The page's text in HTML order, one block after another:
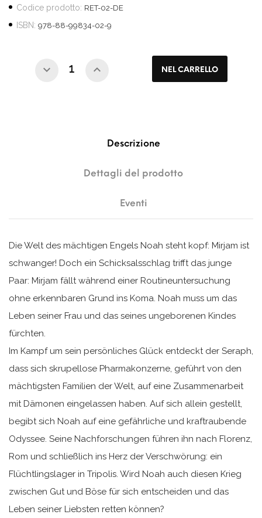
Codice prodotto: RET-02-DE
ISBN: 978-88-99834-02-9
NEL CARRELLO
Descrizione
Dettagli del prodotto
Eventi
Die Welt des mächtigen Engels Noah steht kopf: Mirjam ist
schwanger! Doch ein Schicksalsschlag trifft das junge
Paar: Mirjam fällt während einer Routineuntersuchung
ohne erkennbaren Grund ins Koma. Noah muss um das
Leben seiner Frau und das seines ungeborenen Kindes
fürchten.
Im Kampf um sein persönliches Glück entdeckt der Seraph,
dass sich skrupellose Pharmakonzerne, geführt von den
mächtigsten Familien der Welt, auf eine Zusammenarbeit
mit Dämonen eingelassen haben. Auf sich allein gestellt,
begibt sich Noah auf eine gefährliche und kraftraubende
Odyssee. Seine Nachforschungen führen ihn nach Florenz,
Rom und schließlich ins Herz der Verschwörung: ein
Flüchtlingslager in Tripolis. Wird Noah auch diesen Krieg
zwischen Gut und Böse für sich entscheiden und das
Leben seiner Liebsten retten können?